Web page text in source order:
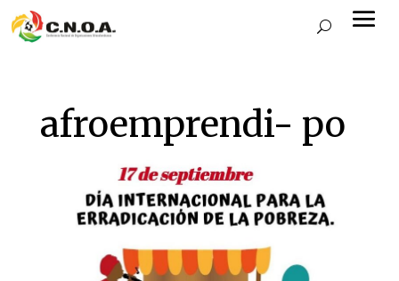
afroemprendi- po